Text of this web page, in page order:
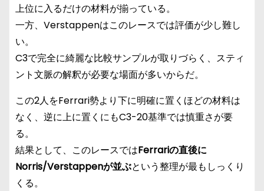
上位に入るだけの材料が揃っている。
一方、Verstappenはこのレースでは評価が少し難し
い。
C3で完全に綺麗な比較サンプルが取りづらく、スティ
ント文脈の解釈が必要な場面が多いからだ。
この2人をFerrari勢より下に明確に置くほどの材料は
なく、逆に上に置くにもC3-20基準では慎重さが要
る。
結果として、このレースではFerrariの直後に
Norris/Verstappenが並ぶという整理が最もしっくり
くる。